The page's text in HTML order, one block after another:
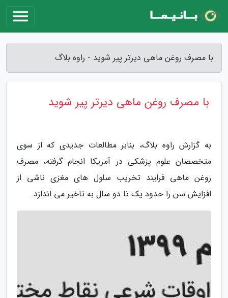
با مصرف روغن ماهی دیرتر پیر شوید - راوه بلاگ
با مصرف روغن ماهی دیرتر پیر شوید
به گزارش راوه بلاگ، بنابر مطالعات جدیدی که از سوی
متخصصان علوم پزشکی در آمریکا انجام گرفته، مصرف
روغن ماهی فرایند تخریب سلول های مغزی ناشی از
افزایش سن را حدود یک تا دو سال به تاخیر می اندازد.